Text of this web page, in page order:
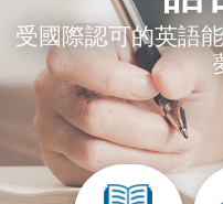
受國際認可的英語